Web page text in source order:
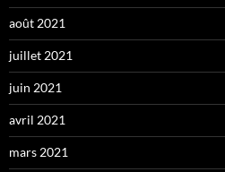
août 2021
juillet 2021
juin 2021
avril 2021
mars 2021